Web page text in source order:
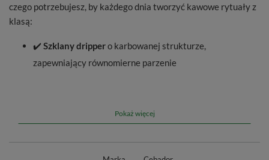
czego potrzebujesz, by każdego dnia tworzyć kawowe rytuały z
klasą:
✔️ Szklany drippero karbowanej strukturze,
zapewniający równomierne parzenie
Szklany serwer/dzbaneko pojemności 600 ml –
Minimalistyczny design i wysoka jakość materiałów sprawiają,
Pokaż więcej